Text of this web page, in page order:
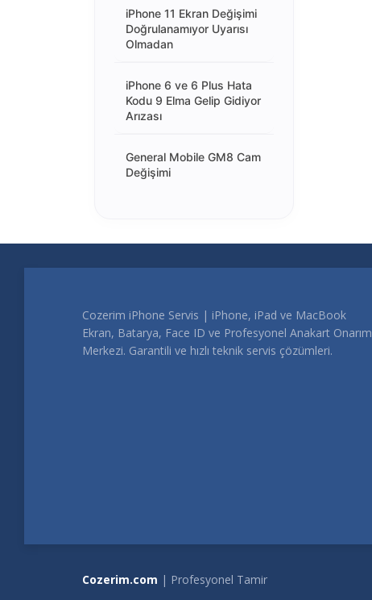
iPhone 11 Ekran Değişimi
Doğrulanamıyor Uyarısı
Olmadan
iPhone 6 ve 6 Plus Hata
Kodu 9 Elma Gelip Gidiyor
Arızası
General Mobile GM8 Cam
Değişimi
Cozerim iPhone Servis | iPhone, iPad ve MacBook
Ekran, Batarya, Face ID ve Profesyonel Anakart Onarım
Merkezi. Garantili ve hızlı teknik servis çözümleri.
Cozerim.com | Profesyonel Tamir